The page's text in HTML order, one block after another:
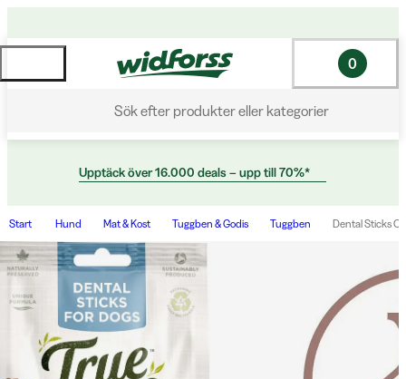
Sök efter produkter eller kategorier
0
Upptäck över 16.000 deals – upp till 70%*
Start Hund Mat & Kost Tuggben & Godis Tuggben Dental Sticks